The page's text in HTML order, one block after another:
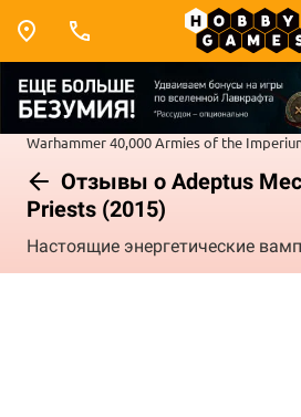
Warhammer 40,000Armies of the
Отзывы о Adeptus
Priests (2015)
Настоящие энергетические